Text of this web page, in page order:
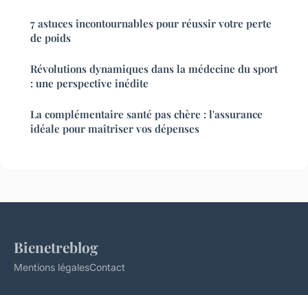
7 astuces incontournables pour réussir votre perte
de poids
Révolutions dynamiques dans la médecine du sport
: une perspective inédite
La complémentaire santé pas chère : l'assurance
idéale pour maîtriser vos dépenses
Bienetreblog
Mentions légalesContact